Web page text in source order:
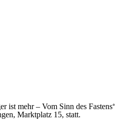
ist mehr – Vom Sinn des
Marktplatz 15, statt.